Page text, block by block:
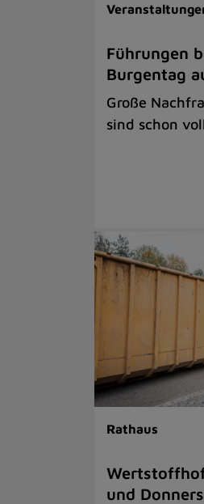
Führungen
Burgentag
Große
sind schon
Rathaus
und